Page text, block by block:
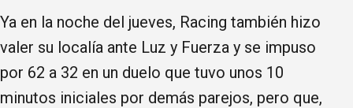
Ya en la noche del jueves, Racing también hizo
valer su localía ante Luz y Fuerza y se impuso
por 62 a 32 en un duelo que tuvo unos 10
minutos iniciales por demás parejos, pero que,